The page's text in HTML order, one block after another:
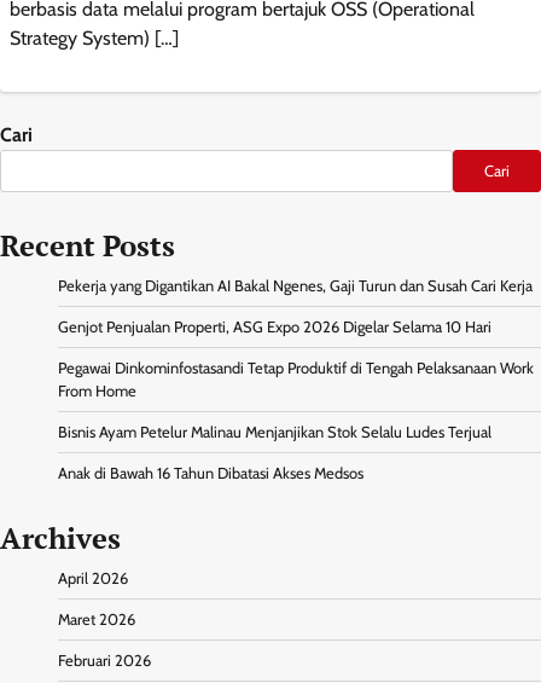
berbasis data melalui program bertajuk OSS (Operational
Strategy System) […]
Cari
Cari
Recent Posts
Pekerja yang Digantikan AI Bakal Ngenes, Gaji Turun dan Susah Cari Kerja
Genjot Penjualan Properti, ASG Expo 2026 Digelar Selama 10 Hari
Pegawai Dinkominfostasandi Tetap Produktif di Tengah Pelaksanaan Work
From Home
Bisnis Ayam Petelur Malinau Menjanjikan Stok Selalu Ludes Terjual
Anak di Bawah 16 Tahun Dibatasi Akses Medsos
Archives
April 2026
Maret 2026
Februari 2026